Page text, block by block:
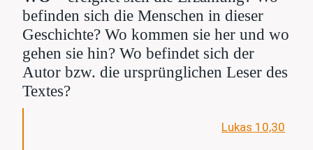
befinden sich die Menschen in dieser
Geschichte? Wo kommen sie her und wo
gehen sie hin? Wo befindet sich der
Autor bzw. die ursprünglichen Leser des
Textes?
Lukas 10,30